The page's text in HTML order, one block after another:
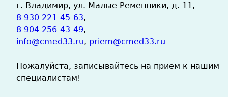
г. Владимир, ул. Малые Ременники, д. 11,
8 930 221-45-63,
8 904 256-43-49,
info@cmed33.ru, priem@cmed33.ru
Пожалуйста, записывайтесь на прием к нашим
специалистам!